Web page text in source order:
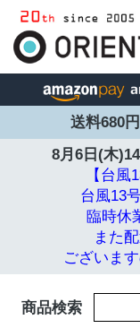
送料680
8月6日(木
【台風
台風13
臨時休
また
ございま
商品検索